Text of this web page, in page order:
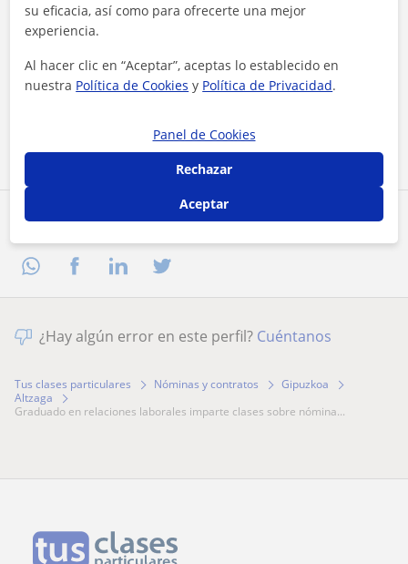
Comparte a este profesor
Al hacer clic, aceptas nuestroaviso legaly deprivacidad
Contactar ahora
¿Hay algún error en este perfil? Cuéntanos
Tus clases particulares Nóminas y contratos
Gipuzkoa
Altzaga
graduado en relaciones laborales imparte clases sobre nómina...
su eficacia, así como para ofrecerte una mejor
experiencia.
Al hacer clic en “Aceptar”, aceptas lo establecido en
nuestra Política de Cookies y Política de Privacidad.
Panel de Cookies
Rechazar
Aceptar